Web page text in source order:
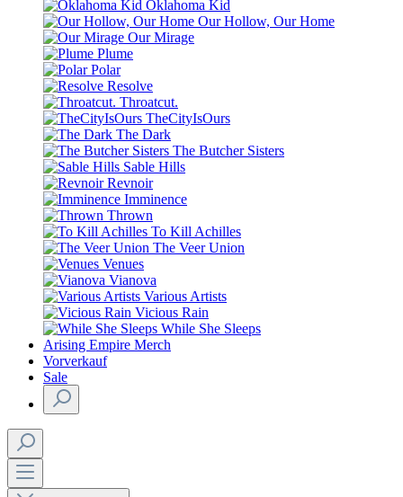
Oklahoma Kid
Our Hollow, Our Home
Our Mirage
Plume
Polar
Resolve
Throatcut.
TheCityIsOurs
The Dark
The Butcher Sisters
Sable Hills
Revnoir
Imminence
Thrown
To Kill Achilles
The Veer Union
Venues
Vianova
Various Artists
Vicious Rain
While She Sleeps
Arising Empire Merch
Vorverkauf
Sale